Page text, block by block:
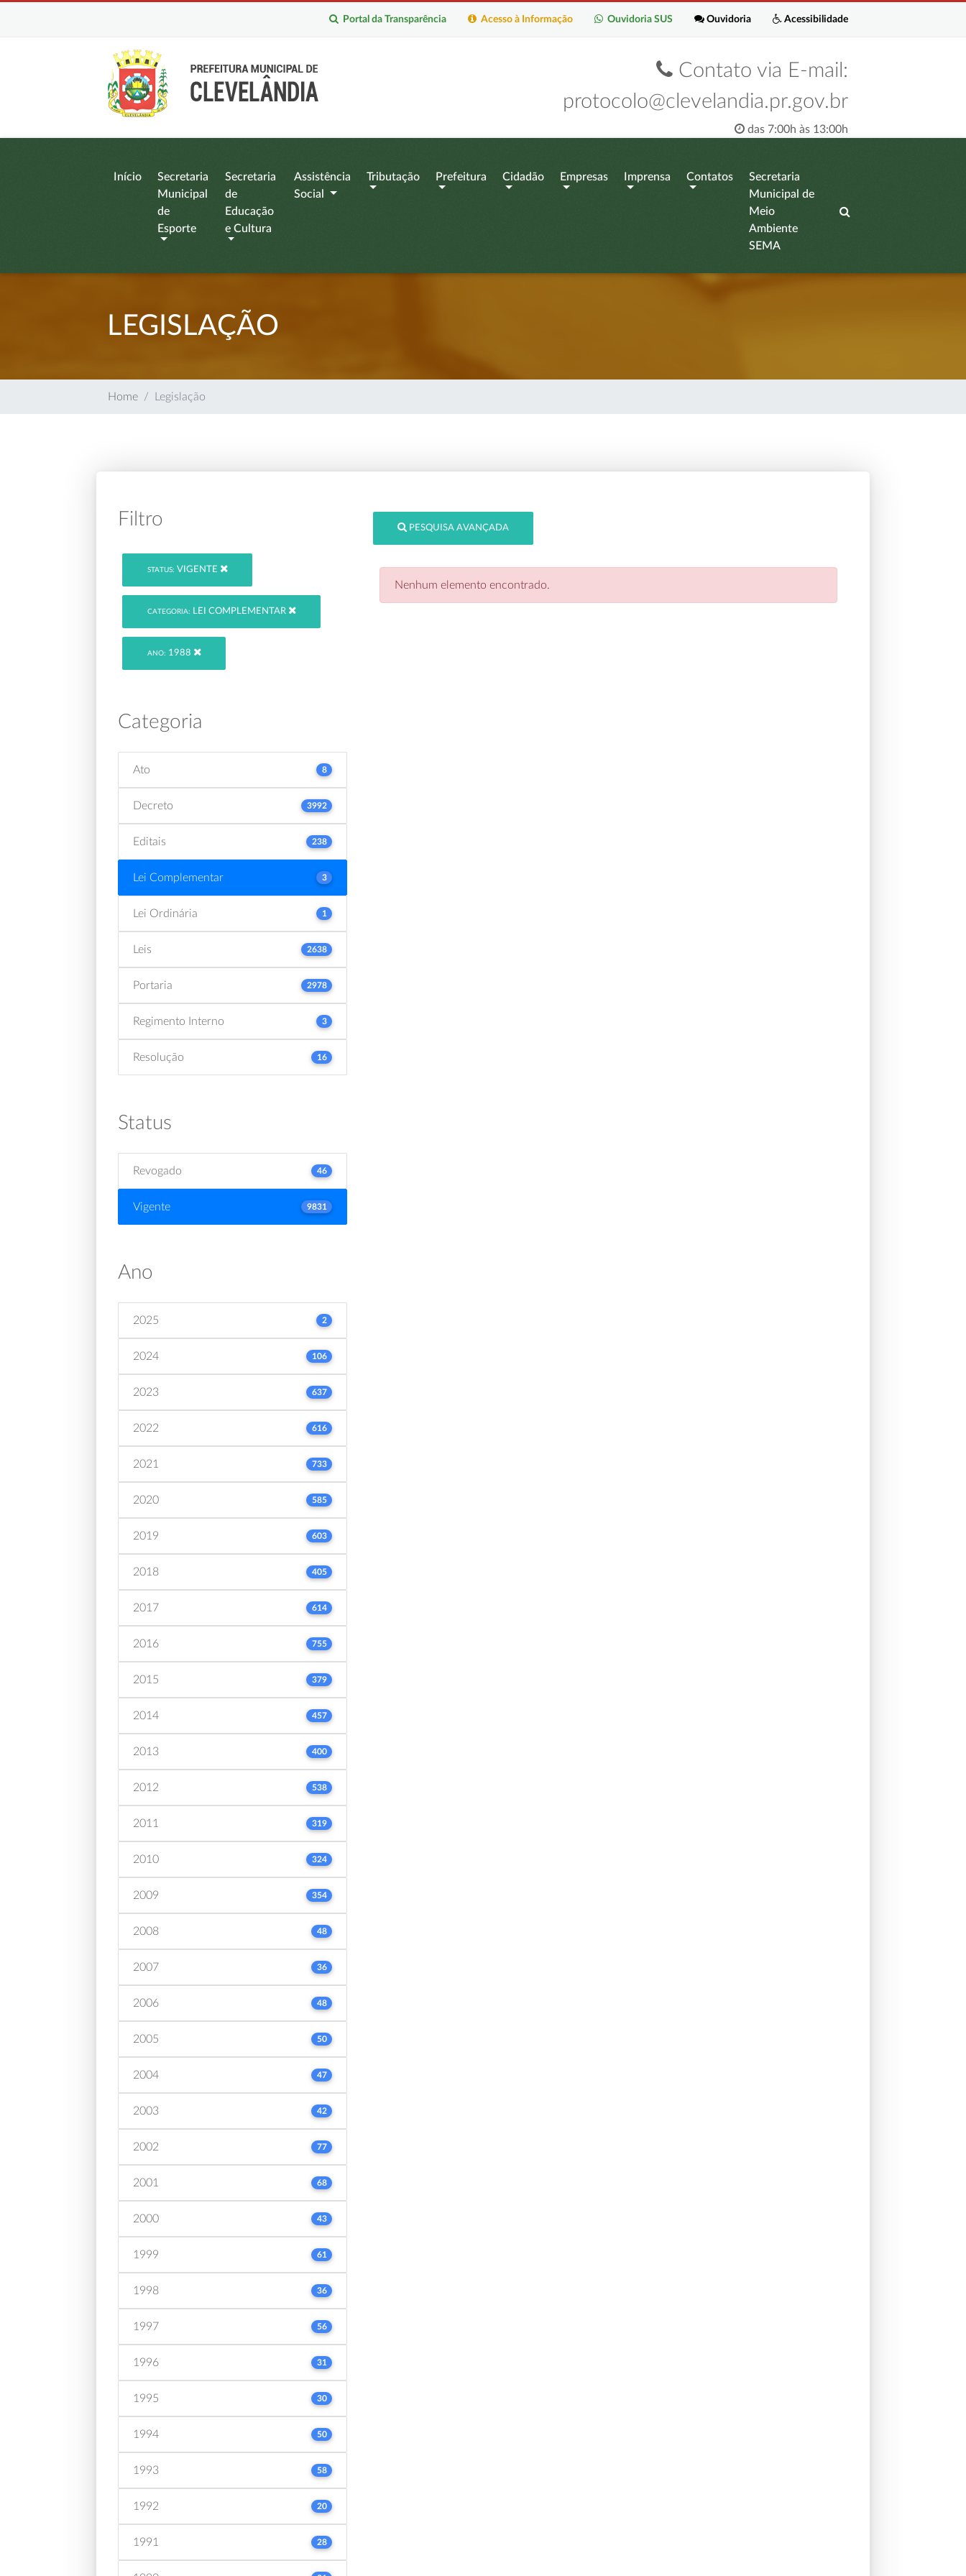
Acessibilidade
Ouvidoria
Ouvidoria SUS
Acesso à Informação
Portal da Transparência
Contato via E-mail:
protocolo@clevelandia.pr.gov.br
das 7:00h às 13:00h
Início
Secretaria
Municipal
de
Esporte
Secretaria
de
Educação
e Cultura
Assistência
Social
Tributação Prefeitura Cidadão Empresas Imprensa Contatos
Secretaria
Municipal de
Meio
Ambiente
SEMA
LEGISLAÇÃO
Home Legislação
Filtro
STATUS: VIGENTE
CATEGORIA: LEI COMPLEMENTAR
ANO: 1988
Categoria
Ato 8
Decreto 3992
Editais 238
Lei Complementar 3
Lei Ordinária 1
Leis 2638
Portaria 2978
Regimento Interno 3
Resolução 16
Status
Revogado 46
Vigente 9831
Ano
2025 2
2024 106
2023 637
2022 616
2021 733
2020 585
2019 603
2018 405
2017 614
2016 755
2015 379
2014 457
2013 400
2012 538
2011 319
2010 324
2009 354
2008 48
2007 36
2006 48
2005 50
2004 47
2003 42
2002 77
2001 68
2000 43
1999 61
1998 36
1997 56
1996 31
1995 30
1994 50
1993 58
1992 20
1991 28
PESQUISA AVANÇADA
Nenhum elemento encontrado.